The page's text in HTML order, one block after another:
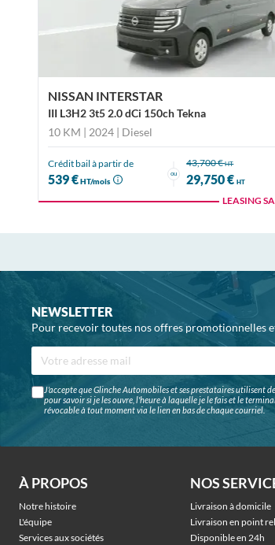
NISSAN INTERSTAR
III L3H2 3t5 2.0 dCi 150ch Tekna
10 KM | 2024 | Diesel
Crédit bail à partir de
539 €HT/mois
ou
43,700 €HT
29,750 €HT
LEASING
NEWSLETTER
Pour recevoir toutes nos offres promotionnelles
J'accepte que Glinche Automobiles et ses prestataires utilisent
pour savoir si je les ouvre, l'heure à laquelle je le fais et le
révocable à tout moment via le lien en bas de chaque courriel.
À PROPOS
Notre histoire
L'équipe
Services aux sociétés
NOS
Livraison à domicile
Livraison en point
Disponible en 24h